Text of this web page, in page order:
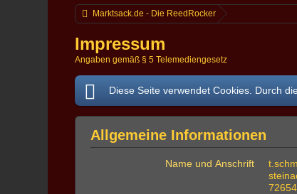
Marktsack.de - Die ReedRocker
Impressum
Angaben gemäß § 5 Telemediengesetz
Diese Seite verwendet Cookies. Durch
Allgemeine Informationen
Name und Anschrift